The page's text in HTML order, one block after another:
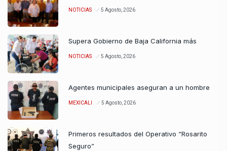
NOTICIAS 5 Agosto, 2026
Supera Gobierno de Baja California más
NOTICIAS 5 Agosto, 2026
Agentes municipales aseguran a un hombre
MEXICALI 5 Agosto, 2026
Primeros resultados del Operativo “Rosarito
Seguro”